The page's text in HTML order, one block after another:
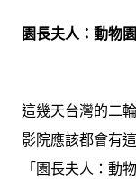
園長夫人：動物
這幾天台灣的二
影院應該都會有
「園長夫人：動